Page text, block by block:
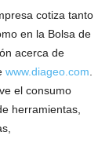
cotiza tanto
en la Bolsa de
acerca de
www.diageo.com
el consumo
herramientas,